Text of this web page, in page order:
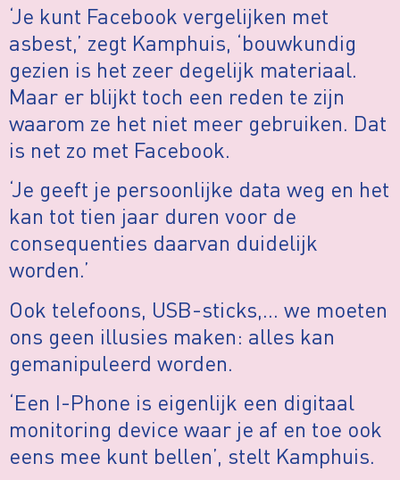
‘Je kunt Facebook vergelijken met
asbest,’ zegt Kamphuis, ‘bouwkundig
gezien is het zeer degelijk materiaal.
Maar er blijkt toch een reden te zijn
waarom ze het niet meer gebruiken. Dat
is net zo met Facebook.
‘Je geeft je persoonlijke data weg en het
kan tot tien jaar duren voor de
consequenties daarvan duidelijk
worden.’
Ook telefoons, USB-sticks,… we moeten
ons geen illusies maken: alles kan
gemanipuleerd worden.
‘Een I-Phone is eigenlijk een digitaal
monitoring device waar je af en toe ook
eens mee kunt bellen’, stelt Kamphuis.